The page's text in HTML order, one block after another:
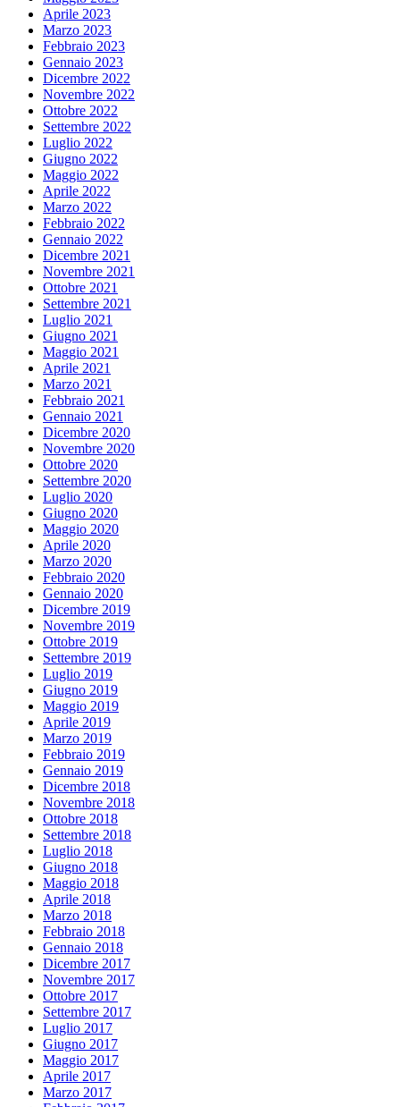
Aprile 2023
Marzo 2023
Febbraio 2023
Gennaio 2023
Dicembre 2022
Novembre 2022
Ottobre 2022
Settembre 2022
Luglio 2022
Giugno 2022
Maggio 2022
Aprile 2022
Marzo 2022
Febbraio 2022
Gennaio 2022
Dicembre 2021
Novembre 2021
Ottobre 2021
Settembre 2021
Luglio 2021
Giugno 2021
Maggio 2021
Aprile 2021
Marzo 2021
Febbraio 2021
Gennaio 2021
Dicembre 2020
Novembre 2020
Ottobre 2020
Settembre 2020
Luglio 2020
Giugno 2020
Maggio 2020
Aprile 2020
Marzo 2020
Febbraio 2020
Gennaio 2020
Dicembre 2019
Novembre 2019
Ottobre 2019
Settembre 2019
Luglio 2019
Giugno 2019
Maggio 2019
Aprile 2019
Marzo 2019
Febbraio 2019
Gennaio 2019
Dicembre 2018
Novembre 2018
Ottobre 2018
Settembre 2018
Luglio 2018
Giugno 2018
Maggio 2018
Aprile 2018
Marzo 2018
Febbraio 2018
Gennaio 2018
Dicembre 2017
Novembre 2017
Ottobre 2017
Settembre 2017
Luglio 2017
Giugno 2017
Maggio 2017
Aprile 2017
Marzo 2017